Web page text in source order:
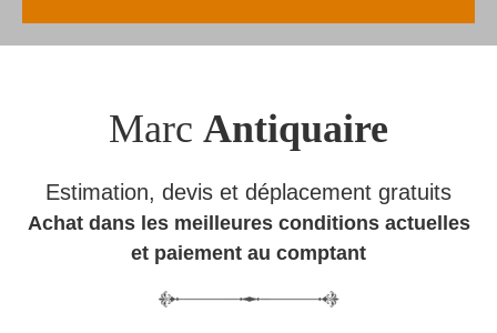
Marc Antiquaire
Estimation, devis et déplacement gratuits
Achat dans les meilleures conditions actuelles
et paiement au comptant